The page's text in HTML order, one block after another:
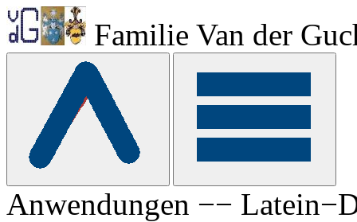
Familie Van der
Anwendungen −−